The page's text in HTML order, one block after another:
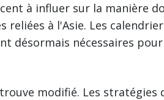
à influer sur la manière
à l'Asie. Les
désormais nécessaires
modifié. Les stratégies